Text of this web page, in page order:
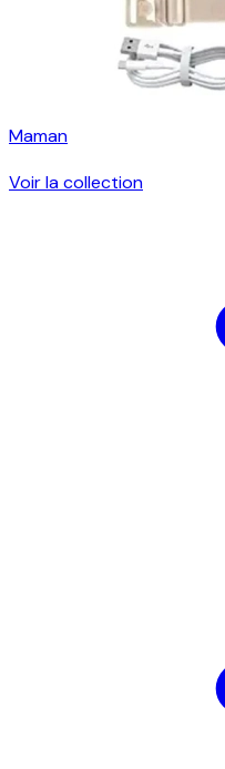
Maman
Voir la collection